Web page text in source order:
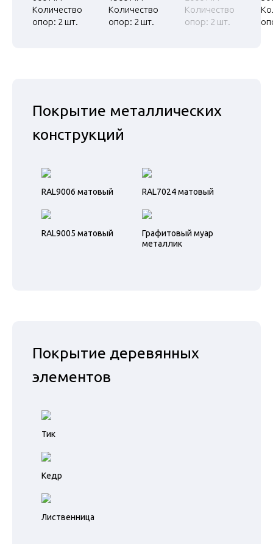
Количество
опор: 2 шт.
Количество
опор: 2 шт.
Количество
опор: 2 шт.
Покрытие металлических
конструкций
RAL9006 матовый RAL7024 матовый
RAL9005 матовый
Графитовый муар
металлик
Покрытие деревянных
элементов
Тик
Кедр
Лиственница